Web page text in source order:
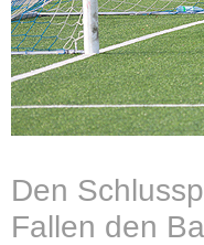
Den
Fallen den